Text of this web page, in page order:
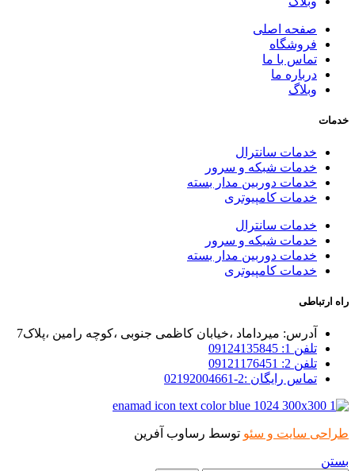
صفحه اصلی
فروشگاه
تماس با ما
درباره ما
وبلاگ
خدمات
خدمات سانترال
خدمات شبکه و سرور
خدمات دوربین مدار بسته
خدمات کامپیوتری
خدمات سانترال
خدمات شبکه و سرور
خدمات دوربین مدار بسته
خدمات کامپیوتری
راه ارتباطی
آدرس: میرداماد ،خیابان کاظمی جنوبی ،کوچه رامین ،پلاک7
تلفن 1: 09124135845
تلفن 2: 09121176451
تماس رایگان :2-02192004661
طراحی سایت و سئو توسط رساوب آفرین
بستن